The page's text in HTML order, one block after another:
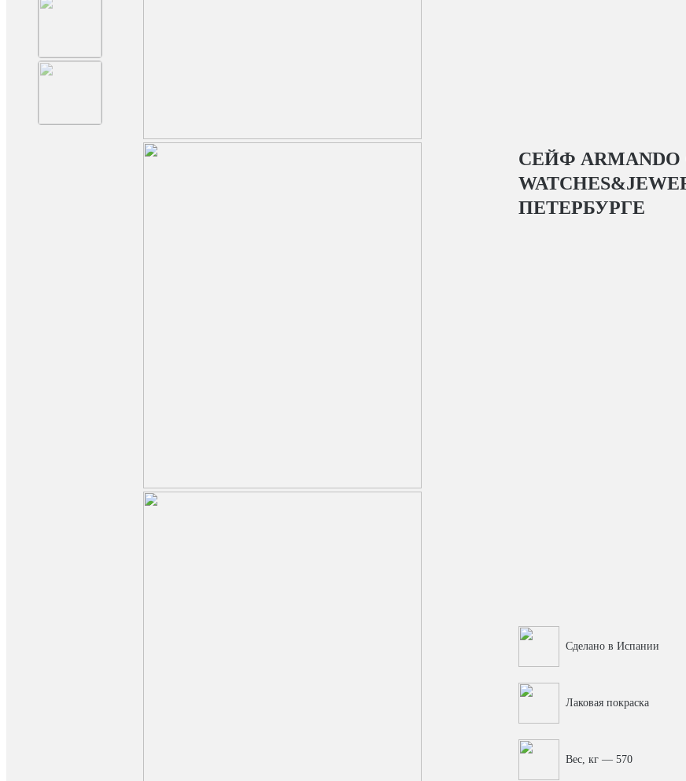
СЕЙФ ARMANDO
ПЕТЕРБУРГЕ
Сделано в Испании
Лаковая покраска
Вес, кг — 570